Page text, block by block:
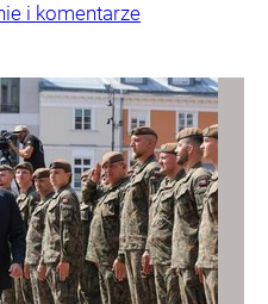
i komentarze